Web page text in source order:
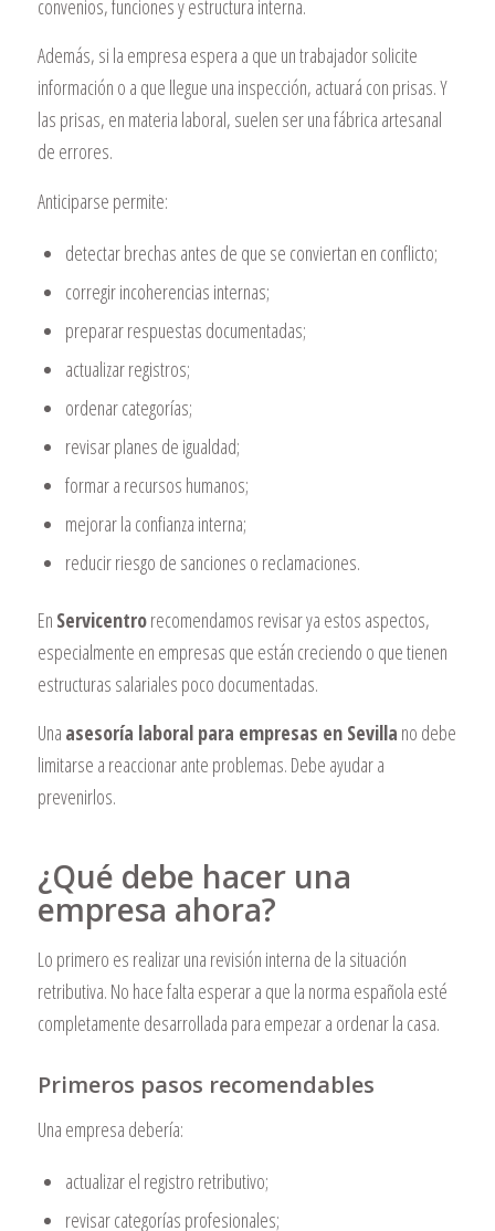
convenios, funciones y estructura interna.
Además, si la empresa espera a que un trabajador solicite
información o a que llegue una inspección, actuará con prisas. Y
las prisas, en materia laboral, suelen ser una fábrica artesanal
de errores.
Anticiparse permite:
detectar brechas antes de que se conviertan en conflicto;
corregir incoherencias internas;
preparar respuestas documentadas;
actualizar registros;
ordenar categorías;
revisar planes de igualdad;
formar a recursos humanos;
mejorar la confianza interna;
reducir riesgo de sanciones o reclamaciones.
En Servicentrorecomendamos revisar ya estos aspectos,
especialmente en empresas que están creciendo o que tienen
estructuras salariales poco documentadas.
Una asesoría laboral para empresas en Sevilla no debe
limitarse a reaccionar ante problemas. Debe ayudar a
prevenirlos.
¿Qué debe hacer una
empresa ahora?
Lo primero es realizar una revisión interna de la situación
retributiva. No hace falta esperar a que la norma española esté
completamente desarrollada para empezar a ordenar la casa.
Primeros pasos recomendables
Una empresa debería:
actualizar el registro retributivo;
revisar categorías profesionales;